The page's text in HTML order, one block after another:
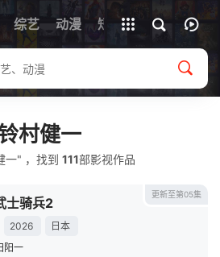
综艺 动漫 短剧
全部影片
村健一
一" ，找到 111部影视作品
更新至第05集
士骑兵2
2026
日本
阳一